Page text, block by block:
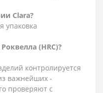
Clara?
упаковка
(HRC)?
контролируется
важнейших -
проверяют с